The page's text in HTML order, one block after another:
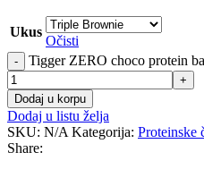
Ukus
Očisti
- Tigger ZERO choco protein
+
Dodaj u korpu
Dodaj u listu želja
SKU: N/A Kategorija: Proteinske
Share: